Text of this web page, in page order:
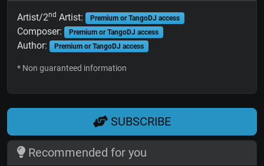
Artist/2nd Artist: Premium or TangoDJ access
Composer: Premium or TangoDJ access
Author: Premium or TangoDJ access
* Non guaranteed information
SUBSCRIBE
Recommended for you